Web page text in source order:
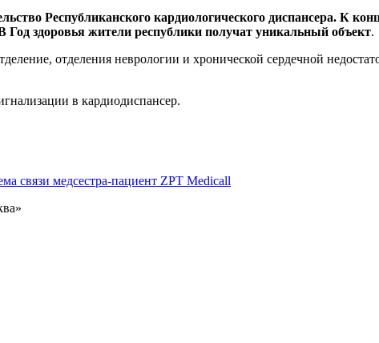
Республиканского кардиологического диспансера. К
здоровья жители республики получат уникальный объект.
отделения неврологии и хронической сердечной
в кардиодиспансер.